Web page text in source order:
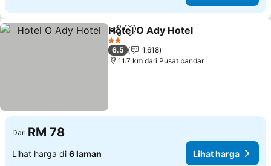
KongsiTambah ke favorit
Hotel O Ady Hotel
2 Bintang
6.5
1,618
11.7 km dari Pusat bandar
Dari RM 78
Lihat harga di 6 laman Lihat harga